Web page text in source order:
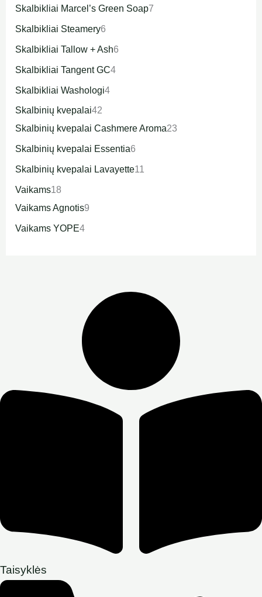
Skalbikliai Marcel’s Green Soap7
Skalbikliai Steamery6
Skalbikliai Tallow + Ash6
Skalbikliai Tangent GC4
Skalbikliai Washologi4
Skalbinių kvepalai42
Skalbinių kvepalai Cashmere Aroma23
Skalbinių kvepalai Essentia6
Skalbinių kvepalai Lavayette11
Vaikams18
Vaikams Agnotis9
Vaikams YOPE4
Taisyklės